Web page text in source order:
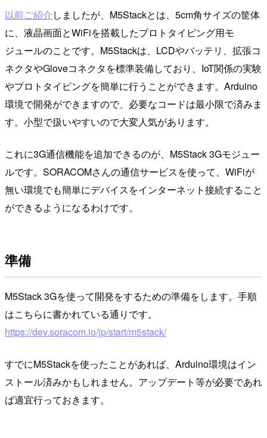
以前ご紹介しましたが、M5Stackとは、5cm角サイズの筐体
に、液晶画面とWiFiを搭載したプロトタイピング用モ
ジュールのことです。M5Stackは、LCDやバッテリ、拡張コ
ネクタやGloveコネクタを標準装備しており、IoT関係の実験
やプロトタイピングを簡単に行うことができます。Arduino
環境で開発ができますので、必要なコードは最小限で済みま
す。小型で扱いやすいので大変人気があります。
これに3G通信機能を追加できるのが、M5Stack 3Gモジュー
ルです。SORACOMさんの通信サービスを使って、WiFiが
無い環境でも簡単にデバイスをインターネット接続すること
ができるようになるわけです。
準備
M5Stack 3Gを使って開発をするための準備をします。手順
はこちらに書かれている通りです。
https://dev.soracom.io/jp/start/m5stack/
すでにM5Stackを使ったことがあれば、Arduino環境はイン
ストール済みかもしれません。アップデート等が必要であれ
ば適宜行っておきます。